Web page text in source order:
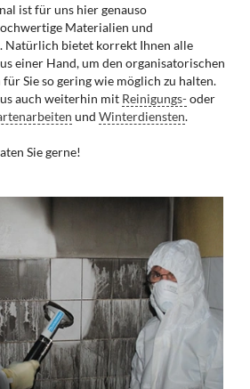
ist für uns hier genauso
Materialien und
Natürlich bietet korrekt Ihnen alle
einer Hand, um den organisatorischen
Sie so gering wie möglich zu halten.
auch weiterhin mit Reinigungs-oder
und Winterdiensten.
Sie gerne!